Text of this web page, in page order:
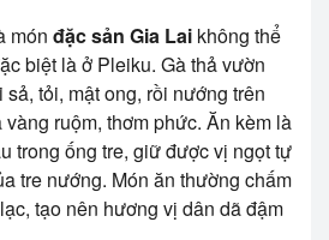
món đặc sản Gia Lai không thể
biệt là ở Pleiku. Gà thả vườn
tỏi, mật ong, rồi nướng trên
ruộm, thơm phức. Ăn kèm là
trong ống tre, giữ được vị ngọt tự
tre nướng. Món ăn thường chấm
tạo nên hương vị dân dã đậm